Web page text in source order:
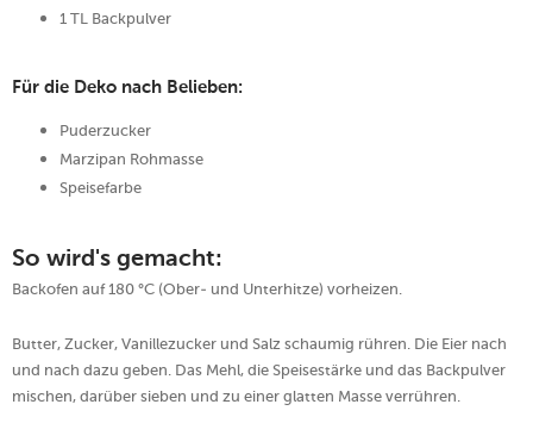
1 TL Backpulver
Für die Deko nach Belieben:
Puderzucker
Marzipan Rohmasse
Speisefarbe
So wird's gemacht:
Backofen auf 180 °C (Ober- und Unterhitze) vorheizen.
Butter, Zucker, Vanillezucker und Salz schaumig rühren. Die Eier nach
und nach dazu geben. Das Mehl, die Speisestärke und das Backpulver
mischen, darüber sieben und zu einer glatten Masse verrühren.